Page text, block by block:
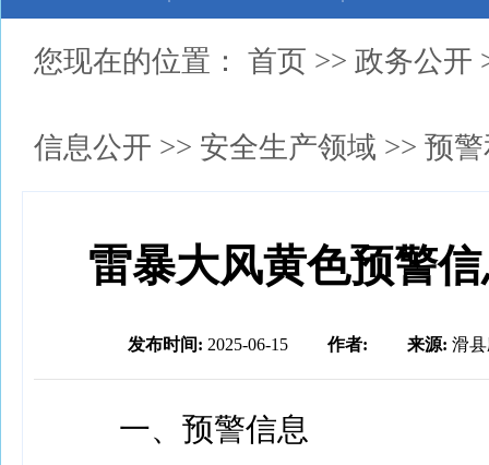
您现在的位置： 首页 >> 政务公开
信息公开 >> 安全生产领域 >> 预
雷暴大风黄色预警
发布时间: 2025-06-15 作者: 来源: 滑
一、预警信息